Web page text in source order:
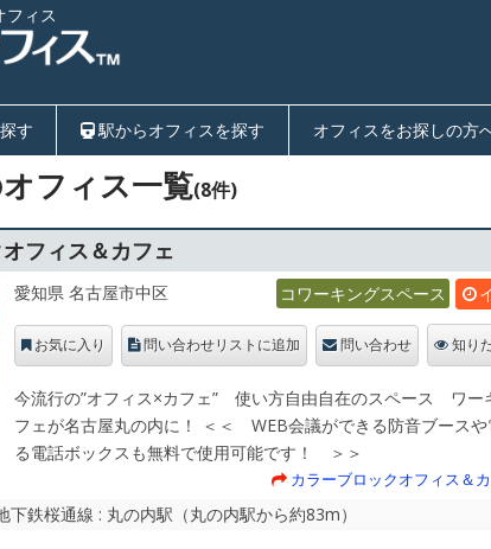
フィス
す 駅からオフィスを探す オフィスをお探しの方
オフィス一覧(8件)
フィス＆カフェ
愛知県 名古屋市中区 コワーキングスペース
お気に入り 問い合わせリストに追加 問い合わせ 知り
今流行の”オフィス×カフェ” 使い方自由自在のスペース ワー
フェが名古屋丸の内に！ ＜＜ WEB会議ができる防音ブースや
る電話ボックスも無料で使用可能です！ ＞＞
カラーブロックオフィス＆
下鉄桜通線 : 丸の内駅（丸の内駅から約83m）